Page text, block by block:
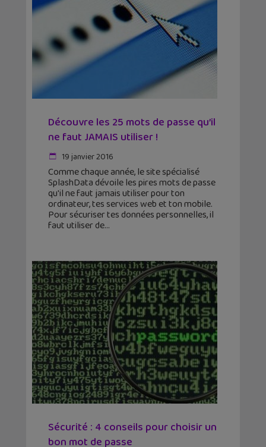
Découvre les 25 mots de passe qu’il
ne faut JAMAIS utiliser !
19 janvier 2016
Comme chaque année, le site spécialisé
SplashData dévoile les pires mots de passe
qu'il ne faut jamais utiliser pour ton
ordinateur, tes services web et ton mobile.
Pour sécuriser tes données personnelles, il
faut utiliser de
Sécurité : 4 conseils pour choisir un
bon mot de passe